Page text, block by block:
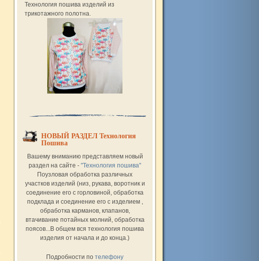
Технология пошива изделий из
трикотажного полотна.
НОВЫЙ РАЗДЕЛ Технология
Пошива
Вашему вниманию представляем новый
раздел на сайте - "Технология пошива"
Поузловая обработка различных
участков изделий (низ, рукава, воротник и
соединение его с горловиной, обработка
подклада и соединение его с изделием ,
обработка карманов, клапанов,
втачивание потайных молний, обработка
поясов...В общем вся технология пошива
изделия от начала и до конца.)
Подробности по телефону